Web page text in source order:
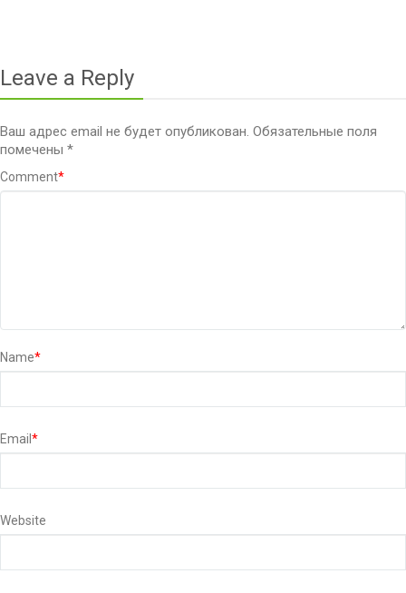
Leave a Reply
Ваш адрес email не будет опубликован. Обязательные поля
помечены *
Comment*
Name*
Email *
Website